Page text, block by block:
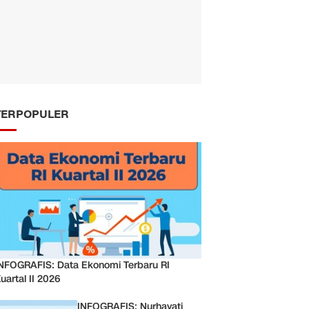
Data Ekonomi Terbaru RI
II 2026